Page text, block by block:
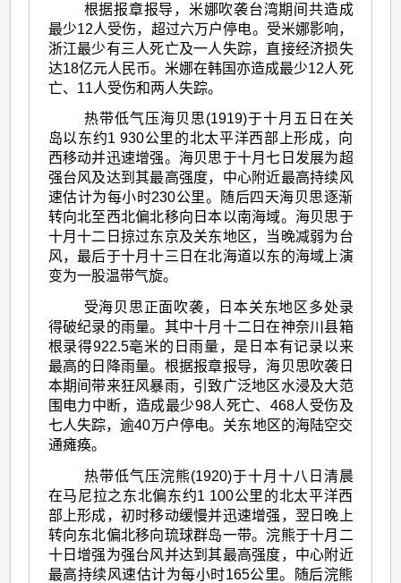
根据报章报导，米娜吹袭台湾期间共造成
最少12人受伤，超过六万户停电。受米娜影响，
浙江最少有三人死亡及一人失踪，直接经济损失
达18亿元人民币。米娜在韩国亦造成最少12人死
亡、11人受伤和两人失踪。
热带低气压海贝思(1919)于十月五日在关
岛以东约1 930公里的北太平洋西部上形成，向
西移动并迅速增强。海贝思于十月七日发展为超
强台风及达到其最高强度，中心附近最高持续风
速估计为每小时230公里。随后四天海贝思逐渐
转向北至西北偏北移向日本以南海域。海贝思于
十月十二日掠过东京及关东地区，当晚减弱为台
风，最后于十月十三日在北海道以东的海域上演
变为一股温带气旋。
受海贝思正面吹袭，日本关东地区多处录
得破纪录的雨量。其中十月十二日在神奈川县箱
根录得922.5亳米的日雨量，是日本有记录以来
最高的日降雨量。根据报章报导，海贝思吹袭日
本期间带来狂风暴雨，引致广泛地区水浸及大范
围电力中断，造成最少98人死亡、468人受伤及
七人失踪，逾40万户停电。关东地区的海陆空交
通瘫痪。
热带低气压浣熊(1920)于十月十八日清晨
在马尼拉之东北偏东约1 100公里的北太平洋西
部上形成，初时移动缓慢并迅速增强，翌日晚上
转向东北偏北移向琉球群岛一带。浣熊于十月二
十日增强为强台风并达到其最高强度，中心附近
最高持续风速估计为每小时165公里。随后浣熊